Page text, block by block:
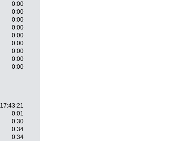
0:00
0:00
0:00
0:00
0:00
0:00
0:00
0:00
0:00
17:43:21
0:01
0:30
0:34
0:34